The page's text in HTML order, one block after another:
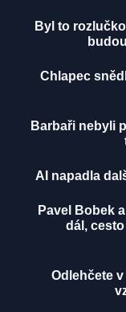
Byl to
Chlapec
Barbaři nebyli
AI napadla
Pavel Bobek
dál,
Odlehčete